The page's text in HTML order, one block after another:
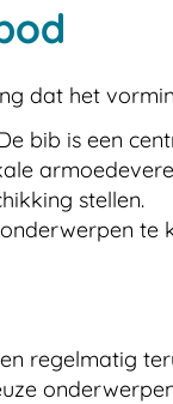
dat het
bib is een
stellen.
te
regelmatig